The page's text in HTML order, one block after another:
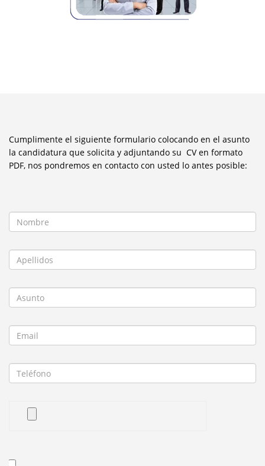
Cumplimente el siguiente formulario colocando en el asunto
la candidatura que solicita y adjuntando su CV en formato
PDF, nos pondremos en contacto con usted lo antes posible: